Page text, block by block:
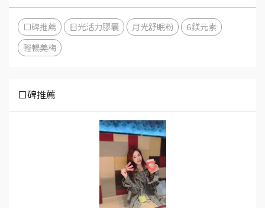
口碑推薦 日光活力膠囊 月光舒眠粉 6鎂元素
輕暢美梅
口碑推薦